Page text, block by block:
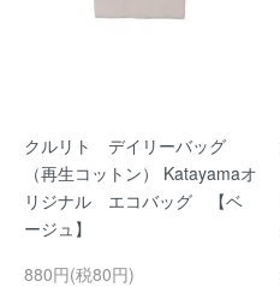
クルリト デイリーバッグ
（再生コットン） Katayamaオ
リジナル エコバッグ 【ベ
ージュ】
880円(税80円)